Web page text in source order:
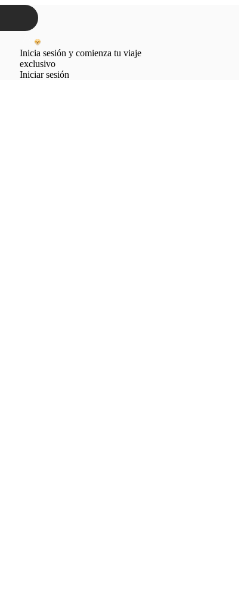
Inicia sesión y comienza tu viaje
exclusivo
Iniciar sesión